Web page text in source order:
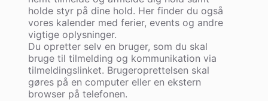
holde styr på dine hold. Her finder du også
vores kalender med ferier, events og andre
vigtige oplysninger.
Du opretter selv en bruger, som du skal
bruge til tilmelding og kommunikation via
tilmeldingslinket. Brugeroprettelsen skal
gøres på en computer eller en ekstern
browser på telefonen.